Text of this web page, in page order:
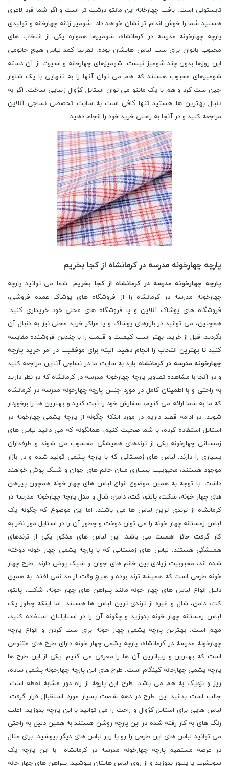
تابستونی است. بافت چهارخانه این مانتو درشت تر است و اگر شما فرد لاغری
هستید شما را خوش اندام تر نشان خواهد داد. شومیز زنانه چهارخانه و تولیدی
پارچه چهارخونه مدرسه در کرمانشاه، شومیزها همواره یکی از انتخاب های
محبوب بانوان برای ست لباس هایشان بوده. تقریبا کمد لباس هیچ خانومی
این روزها بدون چند شومیز نیست. شومیزهای چهارخانه و اسپرت از آن دسته
شومیزهای محبوب هستند که هم می توان آنها را به تنهایی با یک شلوار
جین ست کرد و هم با یک مانتو می توان استایل کژوال زیبایی ساخت. اگر به
دنبال بهترین ها هستید تنها کافی است به سایت تخصصی نساجی آنلاین
مراجعه کنید و در آنجا به راحتی خرید خود را انجام دهید.
پارچه چهارخونه مدرسه در کرمانشاه از کجا بخریم
پارچه چهارخونه مدرسه در کرمانشاه از کجا بخریم. شما می توانید پارچه
چهارخونه مدرسه در کرمانشاه را از فروشگاه های پوشاک عمده فروشی،
فروشگاه های پوشاک آنلاین و یا فروشگاه های محلی خود خریداری کنید.
همچنین، می توانید در بازارهای پوشاک و یا مراکز خرید محلی نیز به دنبال آن
بگردید. قبل از خرید، بهتر است کیفیت و قیمت را با چندین فروشنده مقایسه
کنید تا بهترین انتخاب را انجام دهید. البته برای موفقیت در امر خرید پارچه
چهارخونه مدرسه در کرمانشاه باید به سایت ما در نساجی آنلاین مراجعه کنید و در آنجا با مشاهده تصاویر پارچه چهارخونه مدرسه در کرمانشاه که در نظر دارید به راحتی و با اطمینان کامل در مورد جنس پارچه چهارخونه مدرسه در کرمانشاه که ما به شما ارائه می کنیم، سفارش خود را ثبت کنید و بهترین ها را برخوردار شوید. در ادامه قصد داریم در مورد اینکه چگونه از پارچه پشمی چهارخونه در استایل استفاده کرده، با شما صحبت کنیم. همانگونه که می دانید لباس های زمستانی چهارخونه یکی از ترندهای همیشگی محسوب می شوند و طرفداران بسیاری را دارند. لباس های زمستانی که با پارچه پشمی تولید شده و در بازار موجود هستند، محبوبیت بسیاری میان خانم های جوان و شیک پوش خواهند داشت. با توجه به همین موضوع انواع لباس های چهار خونه همچون پیراهن های چهار خونه، شکت، پالتو، کت، دامن، شال و مدل پارچه چهارخونه مدرسه در کرمانشاه از ترندی ترین لباس ها می باشند. اما این موضوع که چگونه یک لباس زمستانه چهار خونه را می توان دوخت و چطور آن را در استایل مور نظر به کار گرفت حائز اهمیت می باشد. این لباس های مذکور یکی از ترندهای همیشگی هستند. لباس های زمستانی که با پارچه پشمی چهار خونه دوخته شده اند، محبوبیت زیادی بین خانم های جوان و شیک پوش دارند. طرح چهار خونه طرحی است که همیشه ترند بوده و هیچ وقت از مد نمی افتد. به همین دلیل انواع لباس های چهار خونه مانند پیراهن های چهار خونه، شکت، پالتو، کت، دامن، شال و غیره از ترندی ترین لباس ها هستند. اما اینکه چطور یک لباس زمستانه چهار خونه بدوزید و چگونه آن را در استایلتان استفاده کنید، مهم است. بهترین پارچه پشمی چهار خونه برای ست کردن و انواع پارچه چهارخونه مدرسه در کرمانشاه، پارچه پشمی چهار خونه دارای طرح های متنوعی است که بهترین و زیباترین آن ها را معرفی می کنیم. یکی از این طرح ها پارچه پشمی چهارخانه گینگام است. طرح های این پارچه چهارخونه پشمی ساده، ریز و نزدیک به هم می باشد. طرح این پارچه از راه دور مشابه نقطه است. جالب است بدانید این طرح در دهه شصت بسیار مورد استقبال قرار گرفت. لباس هایی برای استایل کژوال و راحت را می توانید با این پارچه بدوزید. اغلب رنگ های به کار رفته شده در این پارچه روشن هستند به همین دلیل به راحتی می توانید لباس های این طرحی را رو یا زیر لباس های دیگر بپوشید. برای مثال در عرضه مستقیم پارچه چهارخونه مدرسه در کرمانشاه با این پارچه یک سویشرت یا پلیور بدوزید و از روی لباس هایتان بپوشید. پیراهن های چهار خانه پشمی گینگام را با کاپشن های کوتاه تک رنگ ست کنید زیرا ترکیب آن ها فوق العاده می شود. پارچه چهارخونه مدرسه در کرمانشاه بی واسطه و پارچه پشمی چهار خونه درشت، جالب است بدانید این نوع پارجه چهار خونه ریشه ای سلطنتی دارد. این پارچه دارای مربع های بزرگ است. معمولا ترکیب رنگی این پارچه چهار خونه در رنگ های مشکی، قهوه ای با سفید به همراه خط های آبی، صورتی، سبز یا قرمز است. این طرح با انواع لباس های مختلف به راحتی ست می شود. با این پارچه به راحتی می توانید یک استایل زیبا و شیک داشته باشید. با این پارچه زیبا می توان کت و شلوار و پالتوهای زمستانی زیبا دوخت. پیشنهاد می کنیم با این پارچه یک شال زمستانه زیبا بدوزید. خط های رنگی روی این پارچه باعث می شود که بتوانید به راحتی آن را با انواع لباس های مختلفتان ست کنید. طرح های پارچه چهارخونه مدرسه در کرمانشاه و پارچه پشمی چهار خانه پنجره ای، این پارچه با زمینه ساده تشکیل شده و روی آن مربع با رنگ های سفید ایجاد شده است. لباس های دوخته شده با این پارچه پشمی نمای بسیار جذابی خواهند داشت و توجه افراد را به خود جلب می کنند. این پارچه چهار خونه برای دوخت شنل انتخاب خوبی خواهد بود. به خصوص اگر برای قسمت یقه و آستین های شنلتان از پارچه خز استفاده کنید که یک لباس شیک فاخر و خاص خواهید داشت. لباس چهار خانه پشمی و عکس پارچه چهارخونه مدرسه در کرمانشاه چه رنگی انتخاب کنیم. یکی از دغدغه های افراد انتخاب رنگ مناسب برای دوخت لباس با پارچه پشمی چهار خونه است. اگر قصد دوخت یک پیراهن پشمی چهار خونه را دارید بهتر است که به سراغ رنگ های تیره و خنثی مانند سرمه ای، سبز و رنگ خنثی مثل سفید بروید. این ترکیب های رنگی را به راحتی می توانید در موقعیت های مختلف بپوشید و با انواع لباس هایتان نیز سریع ست کنید. یکی دیگر از سوالاتی که در هنگام خرید پارچه و لباس های چهار خونه پیش می آید این است که طرح های ریز را انتخاب کنیم یا درشت. کدام طرح ها به تیپ و استایل شما می آید. جالب است بدانید طرح های ریز چهار خونه با پارچه چهارخونه مدرسه در کرمانشاه ارزان، استایل شما را هوشمندانه تر نشان می دهد. همچنین طرح های بزرگ چهار خونه استایل شما را کژوال و غیر رسمی می کند. یکی از ایده های جالب این است که طرح هایی را انتخاب کنید که نه خیلی ریز باشند و نه خیلی درشت. البته اگر برای استایل های غیر رسمی می خواهید لباس چهار خونه تهیه کنید، سراغ طرح های درشت تر بروید. اگر برای استایل کلاسیک می خواهید پارچه پشمی چهار خونه تهیه کنید، چهار خونه های ریز عالی هستند. تیپ های رسمی با فروش پارچه چهارخونه مدرسه در کرمانشاه، یکی از استایل های رسمی جذاب با پارچه پشمی چهار خونه، استایلی تقربا مونوکروم است. در تیپ های مونوکروم از یک تناژ رنگی مشخص استفاده می شود. تیپ مونوکروم با پارچه چهار خونه فوق العاده می شود. برای مثال می توانید یک پیراهن چها خونه پشمی بپوشید و آن را با شلوار همرنگ آن ست کنید. یکی دیگر از استایل های رسمی جذاب با بهترین پارچه چهارخونه مدرسه در کرمانشاه این است که یک کت یا پالتوی چهار خونه بپوشید و آن را با شلوار همرنگ آن ست کنید. از زیر پالتو نیز یک لباس یا بافت ساده همرنگ با رنگ شلوارتان انتخاب کنید. این استایل زیبا انتخاب شایسته ای برای قرارهای رسمی، محل کار و غیره می باشد. استایل های جذاب با دامن با پارچه چهارخونه مدرسه در کرمانشاه، یکی از لباس های ترند با پارچه چهار خونه دامن های پشمی چهار خونه هستند. این دامن ها هیچ وقت از مد نمی اقتند. این دامن ها را می توانید با یم بلوز تک رنگ ست کنید. بلوز خود را در داخل دامن قرار دهید. اگر دامنتان کمربند دار باشد که نمای زیباتری نیز دارد. یک لباس که با پارچه بافت دوخته شده را با دامن ست کنید. از روی این ست می توانید پالتو بپوشید و یک تیپ جذاب زمستانی بزنید. ایده تیپ غیر رسمی با پارچه پشمی مرکز پخش پارچه چهارخونه مدرسه در کرمانشاه، برای روزهایی که می خواهید یک تیپ کژوال بزنید و به کافه بروید، پیراهن چهار خونه تان را فراموش نکنید. پیراهن چهار خونه پشمی در تیپ های غیر رسمی و کژوال غوغا می کند. پیراهن پشمی تان را می توانید با یک شلوار مام استایل ست کنید. پیشنهاد می کنیم که قد پیراهن را بلندتر بگیرید تا بتوانید از آن به جای مانتو هم استفاده کنید. یکی دیگر از استایل های غیر رسمی و کژوال جذاب زنانه با پارچه پشمی، ست کردن پیراهن چهار خونه با سارافون است. می توانید یک سارافون تک رنگ بپوشید و از زیر آن پیراهت چهار خونه تان را به تن کنید. یک دیگر از ایده های جذابی که می توانید با این پارچه داشته باشید، این است که از زیر آن یک لباس تک رنگ خنثی در تناژ رنگی پیراهنتان بپوشید و روی آن پیراهن بپوشید. در این نوع استایل ها باید دکمه های پیراهنتان را باز بگذارید. استایل های کلاسیک زنانه با پارچه پرنس دو گال و فروشگاه پارچه چهارخونه مدرسه در کرمانشاه، پارچه پرنس دو گال یکی از پارچه های توییت به شمار می آید. این پارچه پشمی با ظاهر جذاب و خاصی که دارد برای دوخت انواع کت و مانتوهای پاییزه پیشنهاد می شود. حتی می توانید با آستر دادن به لباس های خود که با این پارچه دوخته شده اند، آن ها را در آب و هوای سرد زمستان هم استفاده کنید. لباس های دوخته شده با پارچه توییت پرنس دو گال برای تیپ های کلاسیک زنانه پیشنهاد می شوند. خوب است بدانید که پارچه توییت پرسن دوگال دارای طرح های چهار خانه ای شکل است؛ در برخی از قسمت های این پارچه با توجه به چیدمان بافت و نخ شاهد طرح پیه دو پل و شطرنجی دندانه دار هستیم. این پارچه از الیاف پشم و کشمیر تولید شده است. انواع کت های زنانه بلند و پالتوهای خوش فرم و زیبا را می توانید با این پارچه بدوزید. ترکیب پارچه فوتر و قیمت پارچه چهارخونه مدرسه در کرمانشاه، اگر می خواهید یک کت یا پالتوی خاص و زیبا بدوزید پیشنهاد می کنیم که آن را با یک پارچه زمستانه ساده ترکیب کنید. انواع پارچه بافت و پارچه فوتر برای ترکیب کردن با پارچه پشمی چهار خونه عالی هستند. همانطور که می دانید رنگبندی پارچه فوتر و تولیدی پارچه چهارخونه مدرسه در کرمانشاه بسیار متنوع و جذاب است. به همین دلیل هر مدل و رنگی که پارچه چهار خونه داشته باشید را می توانید با پارچه فوتر ست کنید.یکی از ایده های جالب این است که از پارچه فوتر همرنگ پارچه چهار خانه تان استفاده کنید. همچنین می توانید به تناژ رنگی پارچه چهار خونه دقت کنید و یکی از آن ها را برای رنگ پارچه فوتر ترکیبی با آن انتخاب کنید. پس اگر قصد دوخت یک لباس ترکیبی با پارچه فوتر و پشمی چهار خونه را دارید، خیلی سریع به سراغ انواع رنگبندی پارچه فوتر بروید. ست چرم و پارچه چهارخونه مدرسه در کرمانشاه از کجا بخریم. لباس های توییت را می توانید در کنار سایر جنس های دیگر بپوشید و با آن ها ست کنید. یکی از ایده های جذاب، ست کردن توییت و چرم در کنار یکدیگر است. در این استایل یک کت زنانه توییت دوخته شده و در کنار دامن کوتاه چرمی قرار گرفته است. این ترکیب، یک ترکیب خاص و چشم نواز است. در ابتدا به بررسی طراحی های کت توییت زنانه می پردازیم. کت توییت با خرید پارچه چهارخونه مدرسه در کرمانشاه به کار رفته شده در این استایل با طراحی و نوع دوختی که دارد، بیش تریک کت مجلسی است که در استایل های مجلسی می توانید از آن استفاده کنید. این کت با پارچه توییت چهارخونه آبی دوخته شده است. یکی از جذابیت های طراحی این کت، استفاده از نوارهای سفید در حاشیه های کت می باشد. در حاشیه یقه، آستین و روی جیب های این کت با پارچه خز سفید طراحی و دوخته شده است. تصاویر پارچه چهارخونه مدرسه در کرمانشاه و پیراهن چهارخونه، شاید این مدل طراحی لباس با پارچه توییت برایتان جالب و کمی عجیب باشد. در این طراحی یک پیراهن آستین کوتاه زنانه با پارچه توییت دوخته شده است. یقه این کار به صورت یقه هفت طراحی شده و با رنگ خاص صورتی و دخترانه ای که دارد، طراحی بسیار زیبایی دارد. در دو طرف این پیراهن دو عدد جیب طراحی و دوخته شده است. جیب های کوچک مستطیلی نمای خاصی به این استایل داده اند. برای این پیراهن از دکمه های مرواریدی استفاده شده است. این دکمه ها این استایل را دخترانه تر کرده اند. این پیراهن آستین کوتاه می تواند یک رویه مناسب برای لباس های مجلسی شما باشد. برای مثال می توانید آن را روی یک ماکسی آستین بلند بپوشید. در این استایل نیز این رویه توییت بر روی یک پیراهن دکلته سفید پوشیده شده است. پیراهن زیری سفید راه راه است و ترکیب رنگی جذابی را با این رنگ صورتی ایجاد کرده است. در این استایل مجلسی برای اکسسوری می توانید از زیورآلات مرواریدی استفاده کنید. از آنجایی که دکمه های رویه توییت با مروارید دوخته شده اند، در نتیجه ست کردن آن با زیورآلات مرواریدی انتخاب خوبی خواهد بود. در این تیپ می توانید از کفش پاشنه بلند صورتی همرنگ با رویه توییت خود استفاده کنید. یک کیف سفید نیز می تواند آیتم مناسبی در این تیپ مجلسی و زیبای شما باشد. شال و روسری در کنار کت با پارچه کشمیر و جنس پارچه چهارخونه مدرسه در کرمانشاه، اکسسوری های زمستانی بسیار متنوع هستند. ما در اینجا قصد داریم که از ترکیب شال و روسری در استایل زمستانی صحبت کنیم. شال های پشمی مانند شال موهر و شال کشمیر هر ساله در فصول سرد مورد استفاده قرار می گیرند. برای کت های کلاسیک از جنس پارچه توییت می توان از شال های پشمی استفاده کرد. اما